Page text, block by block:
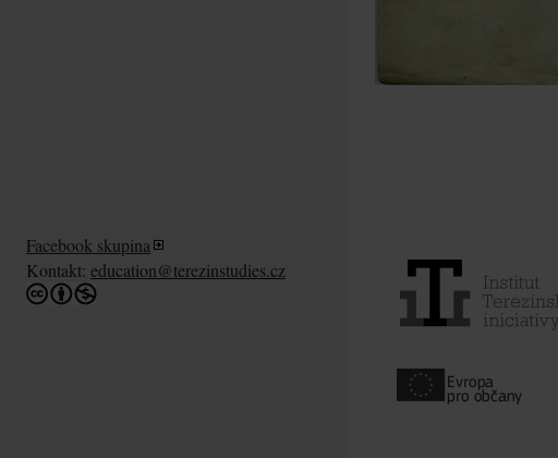
Facebook skupina
Kontakt: education@terezinstudies.cz